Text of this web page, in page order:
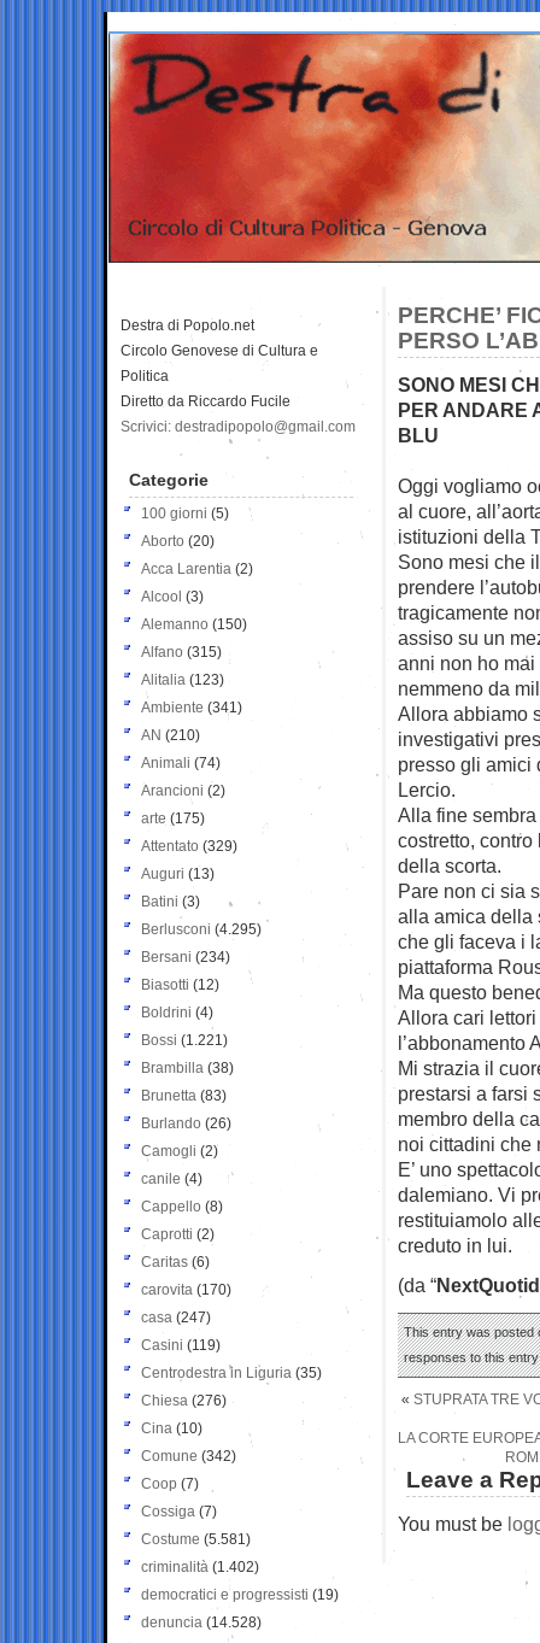
PERCHE’
PERSO
SONO MESI
PER ANDARE
BLU
Oggi vogliamo
al cuore,
istituzioni della
Sono mesi che
prendere
tragicamente
assiso su un
anni non ho
nemmeno da
Allora abbiamo
investigativi
presso gli amici
Lercio.
Alla fine
costretto,
della scorta.
Pare non ci sia
alla amica della
che gli faceva i
piattaforma
Ma questo
Allora cari
l’abbonamento
Mi strazia il
prestarsi a farsi
membro della
noi cittadini che
E’ uno
dalemiano. Vi
restituiamolo
creduto in lui.
(da “
This entry was posted
responses to this
« STUPRATA TRE
LA CORTE
Leave a
You must be
Destra di Popolo.net
Circolo Genovese di Cultura e
Politica
Diretto da Riccardo Fucile
Scrivici: destradipopolo@gmail.com
Categorie
100 giorni (5)
Aborto (20)
Acca Larentia (2)
Alcool (3)
Alemanno (150)
Alfano (315)
Alitalia (123)
Ambiente (341)
AN (210)
Animali (74)
Arancioni (2)
arte (175)
Attentato (329)
Auguri (13)
Batini (3)
Berlusconi (4.295)
Bersani (234)
Biasotti (12)
Boldrini (4)
Bossi (1.221)
Brambilla (38)
Brunetta (83)
Burlando (26)
Camogli (2)
canile (4)
Cappello (8)
Caprotti (2)
Caritas (6)
carovita (170)
casa (247)
Casini (119)
Centrodestra in Liguria (35)
Chiesa (276)
Cina (10)
Comune (342)
Coop (7)
Cossiga (7)
Costume (5.581)
criminalità (1.402)
democratici e progressisti (19)
denuncia (14.528)